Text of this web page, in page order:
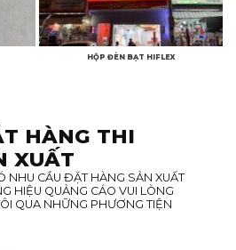
HỘP ĐÈN BẠT HIFLEX
HÀNG THI
XUẤT
NHU CẦU ĐẶT HÀNG SẢN XUẤT
HIỆU QUẢNG CÁO VUI LÒNG
QUA NHỮNG PHƯƠNG TIỆN